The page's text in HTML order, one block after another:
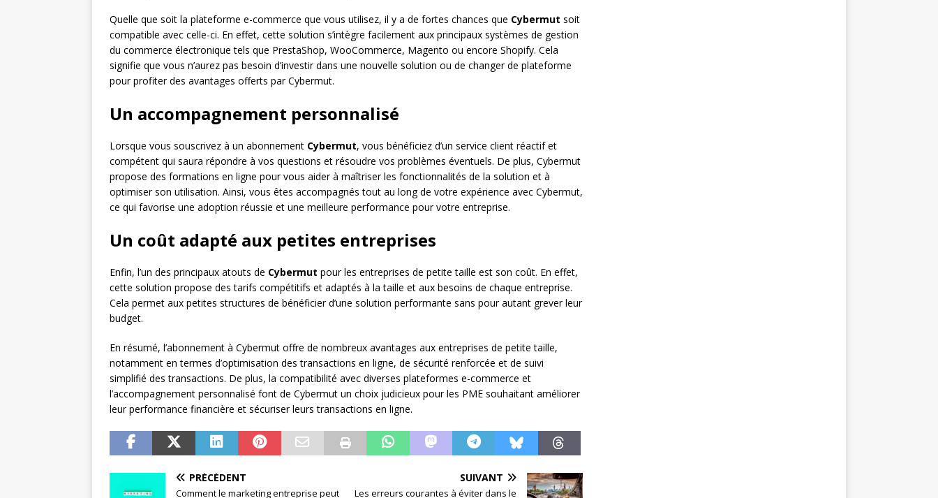
Quelle que soit la plateforme e-commerce que vous utilisez, il y a de fortes chances que Cybermut soit
compatible avec celle-ci. En effet, cette solution s’intègre facilement aux principaux systèmes de gestion
du commerce électronique tels que PrestaShop, WooCommerce, Magento ou encore Shopify. Cela
signifie que vous n’aurez pas besoin d’investir dans une nouvelle solution ou de changer de plateforme
pour profiter des avantages offerts par Cybermut.
Un accompagnement personnalisé
Lorsque vous souscrivez à un abonnement Cybermut, vous bénéficiez d’un service client réactif et
compétent qui saura répondre à vos questions et résoudre vos problèmes éventuels. De plus, Cybermut
propose des formations en ligne pour vous aider à maîtriser les fonctionnalités de la solution et à
optimiser son utilisation. Ainsi, vous êtes accompagnés tout au long de votre expérience avec Cybermut,
ce qui favorise une adoption réussie et une meilleure performance pour votre entreprise.
Un coût adapté aux petites entreprises
Enfin, l’un des principaux atouts de Cybermut pour les entreprises de petite taille est son coût. En effet,
cette solution propose des tarifs compétitifs et adaptés à la taille et aux besoins de chaque entreprise.
Cela permet aux petites structures de bénéficier d’une solution performante sans pour autant grever leur
budget.
En résumé, l’abonnement à Cybermut offre de nombreux avantages aux entreprises de petite taille,
notamment en termes d’optimisation des transactions en ligne, de sécurité renforcée et de suivi
simplifié des transactions. De plus, la compatibilité avec diverses plateformes e-commerce et
l’accompagnement personnalisé font de Cybermut un choix judicieux pour les PME souhaitant améliorer
leur performance financière et sécuriser leurs transactions en ligne.
PRÉCÉDENT
Comment le marketing entreprise peut
SUIVANT
Les erreurs courantes à éviter dans le